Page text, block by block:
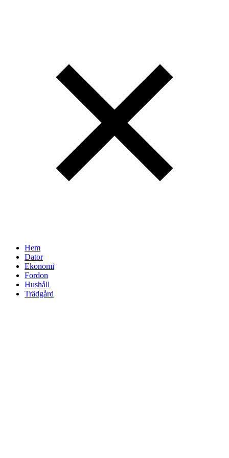
Hem
Dator
Ekonomi
Fordon
Hushåll
Trädgård